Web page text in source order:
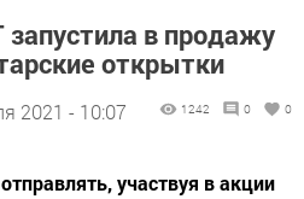
в продажу
открытки
2021 - 10:07 1242 0 0
участвуя в акции